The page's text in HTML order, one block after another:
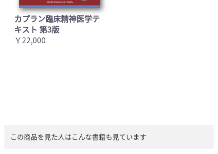
カプラン臨床精神医学テ
キスト 第3版
￥22,000
この商品を見た人はこんな書籍も見ています